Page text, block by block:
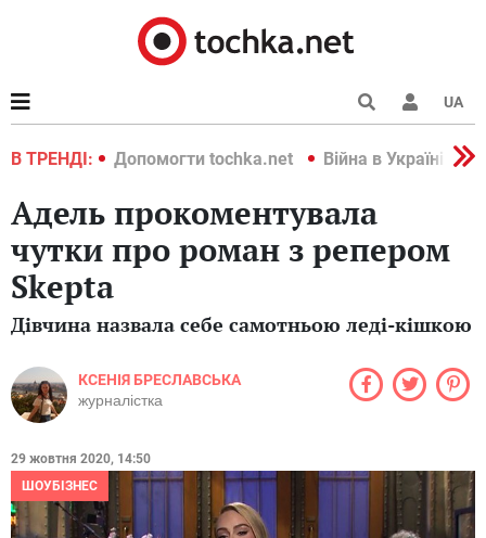
UA
В ТРЕНДІ:
2022 Допомогти tochka.net Війна в Україні 2022
Адель прокоментувала
чутки про роман з репером
Skepta
Дівчина назвала себе самотньою леді-кішкою
КСЕНІЯ БРЕСЛАВСЬКА
журналістка
29 жовтня 2020, 14:50
ШОУБІЗНЕС